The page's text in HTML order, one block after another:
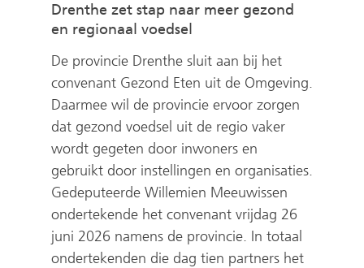
Drenthe zet stap naar meer gezond
en regionaal voedsel
De provincie Drenthe sluit aan bij het
convenant Gezond Eten uit de Omgeving.
Daarmee wil de provincie ervoor zorgen
dat gezond voedsel uit de regio vaker
wordt gegeten door inwoners en
gebruikt door instellingen en organisaties.
Gedeputeerde Willemien Meeuwissen
ondertekende het convenant vrijdag 26
juni 2026 namens de provincie. In totaal
ondertekenden die dag tien partners het